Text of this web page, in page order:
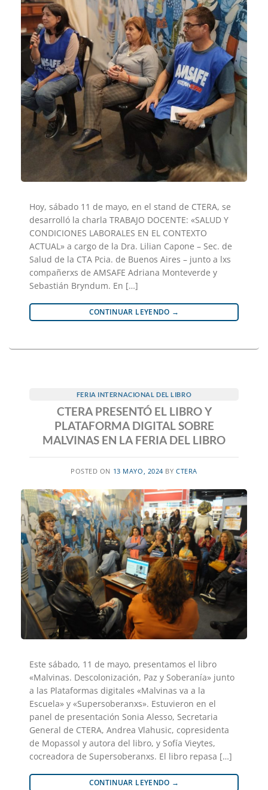
Hoy, sábado 11 de mayo, en el stand de CTERA, se
desarrolló la charla TRABAJO DOCENTE: «SALUD Y
CONDICIONES LABORALES EN EL CONTEXTO
ACTUAL» a cargo de la Dra. Lilian Capone – Sec. de
Salud de la CTA Pcia. de Buenos Aires – junto a lxs
compañerxs de AMSAFE Adriana Monteverde y
Sebastián Bryndum. En […]
CONTINUAR LEYENDO →
FERIA INTERNACIONAL DEL LIBRO
CTERA PRESENTÓ EL LIBRO Y
PLATAFORMA DIGITAL SOBRE
MALVINAS EN LA FERIA DEL LIBRO
POSTED ON 13 MAYO, 2024 BYCTERA
Este sábado, 11 de mayo, presentamos el libro
«Malvinas. Descolonización, Paz y Soberanía» junto
a las Plataformas digitales «Malvinas va a la
Escuela» y «Supersoberanxs». Estuvieron en el
panel de presentación Sonia Alesso, Secretaria
General de CTERA, Andrea Vlahusic, copresidenta
de Mopassol y autora del libro, y Sofía Vieytes,
cocreadora de Supersoberanxs. El libro repasa […]
CONTINUAR LEYENDO →